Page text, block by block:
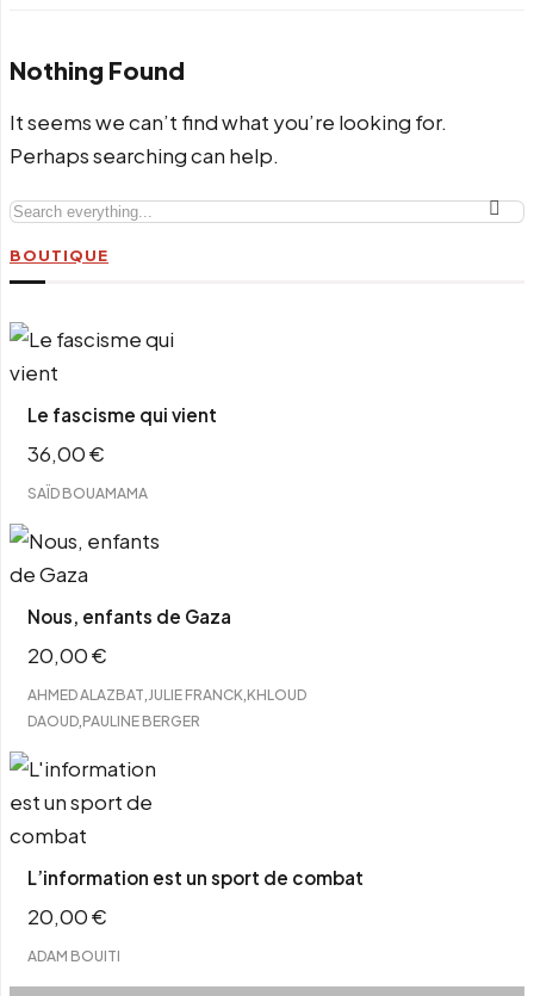
Nothing Found
It seems we can’t find what you’re looking for.
Perhaps searching can help.
Search
BOUTIQUE
Le fascisme qui vient
36,00€
SAÏD BOUAMAMA
Nous, enfants de Gaza
20,00€
AHMED ALAZBAT JULIE FRANCK KHLOUD
DAOUD PAULINE BERGER
L’information est un sport de combat
20,00€
ADAM BOUITI